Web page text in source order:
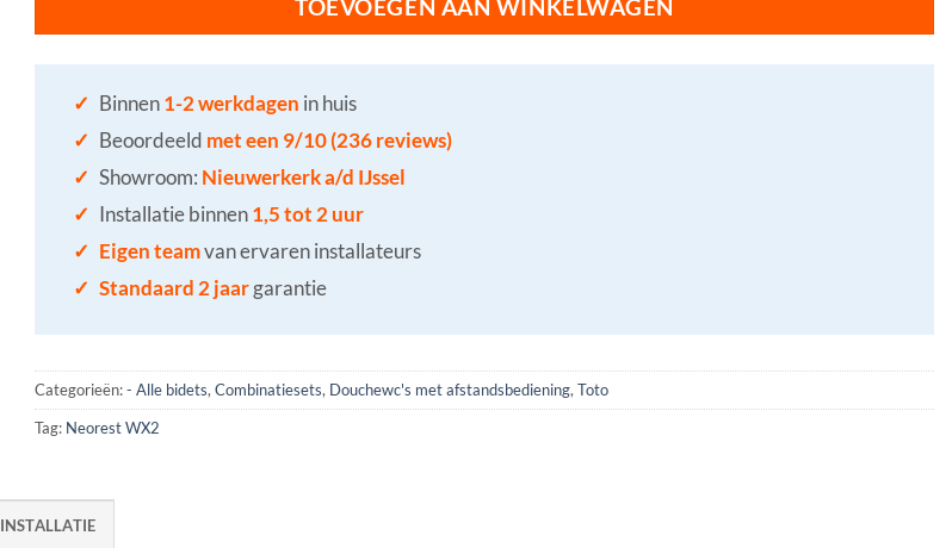
TOEVOEGEN AAN WINKELWAGEN
✓ Binnen 1-2 werkdagen in huis
✓ Beoordeeld met een 9/10 (236 reviews)
✓ Showroom: Nieuwerkerk a/d IJssel
✓ Installatie binnen 1,5 tot 2 uur
✓ Eigen teamvan ervaren installateurs
✓ Standaard 2 jaargarantie
Categorieën:- Alle bidets,Combinatiesets, Douchewc's met afstandsbediening,Toto
Tag: Neorest WX2
INSTALLATIE